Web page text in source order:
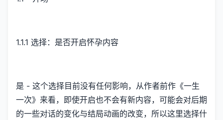
1.1.1 选择：是否开启怀孕内容
是 - 这个选择目前没有任何影响，从作者前作《一生
一次》来看，即使开启也不会有新内容，可能会对后期
的一些对话的变化与结局动画的改变，所以这里选择什